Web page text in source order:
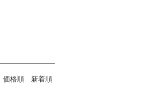
価格順 新着順